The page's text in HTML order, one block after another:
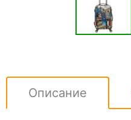
Описание